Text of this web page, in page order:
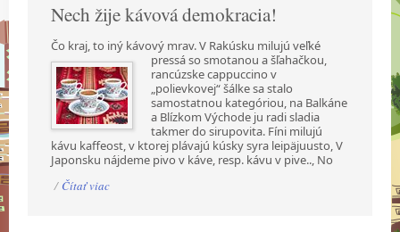
Nech žije kávová demokracia!
Čo kraj, to iný kávový mrav. V Rakúsku milujú veľké
pressá so smotanou a šľahačkou,
rancúzske cappuccino v
„polievkovej“ šálke sa stalo
samostatnou kategóriou, na Balkáne
a Blízkom Východe ju radi sladia
takmer do sirupovita. Fíni milujú
kávu kaffeost, v ktorej plávajú kúsky syra leipäjuusto, V
Japonsku nájdeme pivo v káve, resp. kávu v pive.., No
/ Čítať viac